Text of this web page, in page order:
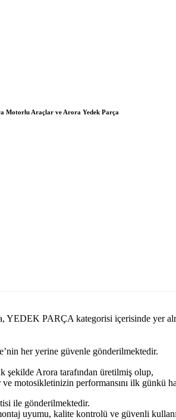
Motorlu Araçlar ve Arora Yedek Parça
YEDEK PARÇA kategorisi içerisinde yer
her yerine güvenle gönderilmektedir.
şekilde Arora tarafından üretilmiş olup,
motosikletinizin performansını ilk günkü
ile gönderilmektedir.
uyumu, kalite kontrolü ve güvenli